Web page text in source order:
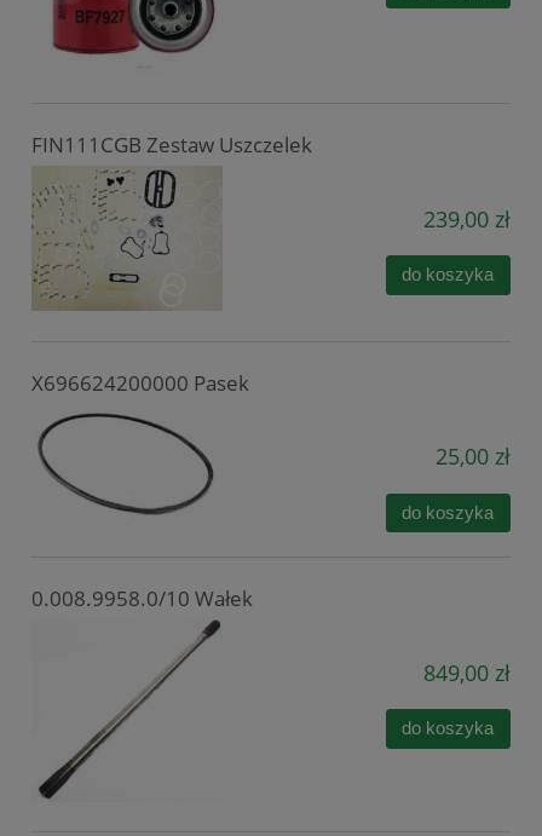
FIN111CGB Zestaw Uszczelek
239,00 zł
do koszyka
X696624200000 Pasek
25,00 zł
do koszyka
0.008.9958.0/10 Wałek
849,00 zł
do koszyka